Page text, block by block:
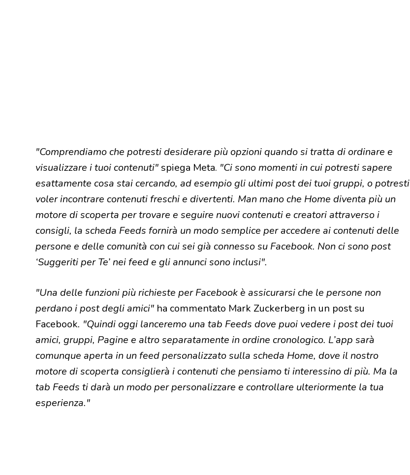
"Comprendiamo che potresti desiderare più opzioni quando si tratta di ordinare e
visualizzare i tuoi contenuti" spiega Meta. "Ci sono momenti in cui potresti sapere
esattamente cosa stai cercando, ad esempio gli ultimi post dei tuoi gruppi, o potresti
voler incontrare contenuti freschi e divertenti. Man mano che Home diventa più un
motore di scoperta per trovare e seguire nuovi contenuti e creatori attraverso i
consigli, la scheda Feeds fornirà un modo semplice per accedere ai contenuti delle
persone e delle comunità con cui sei già connesso su Facebook. Non ci sono post
‘Suggeriti per Te’ nei feed e gli annunci sono inclusi".
"Una delle funzioni più richieste per Facebook è assicurarsi che le persone non
perdano i post degli amici" ha commentato Mark Zuckerberg in un post su
Facebook. "Quindi oggi lanceremo una tab Feeds dove puoi vedere i post dei tuoi
amici, gruppi, Pagine e altro separatamente in ordine cronologico. L’app sarà
comunque aperta in un feed personalizzato sulla scheda Home, dove il nostro
motore di scoperta consiglierà i contenuti che pensiamo ti interessino di più. Ma la
tab Feeds ti darà un modo per personalizzare e controllare ulteriormente la tua
esperienza."